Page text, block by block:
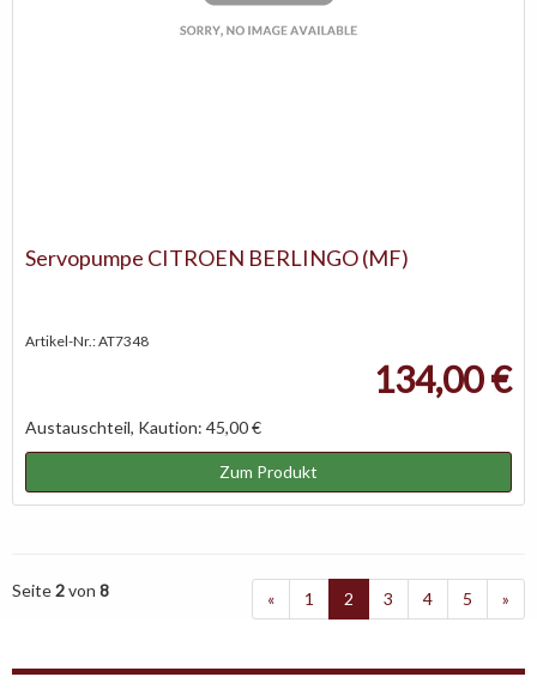
Servopumpe CITROEN BERLINGO (MF)
Artikel-Nr.: AT7348
134,00 €
Austauschteil, Kaution: 45,00 €
Zum Produkt
Seite2von 8 « 1 2 3 4 5 »